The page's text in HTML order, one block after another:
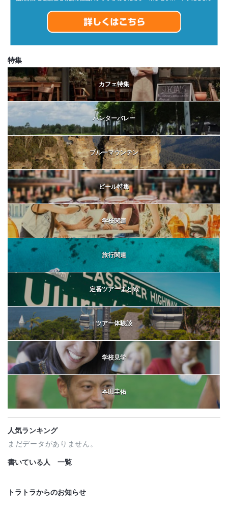
特集
カフェ特集
ハンターバレー
ブルーマウンテン
ビール特集
学校関連
旅行関連
定番ツアーまとめ
ツアー体験談
学校見学
本田圭佑
人気ランキング
まだデータがありません。
書いている人 一覧
トラトラからのお知らせ